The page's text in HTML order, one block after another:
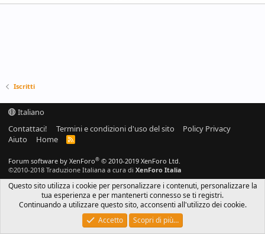
Iscritti
Italiano
Contattaci!
Termini e condizioni d'uso del sito
Policy Privacy
Aiuto
Home
R
Forum software by XenForo® © 2010-2019 XenForo Ltd.
©2010-2018 Traduzione Italiana a cura di XenForo Italia
Questo sito utilizza i cookie per personalizzare i contenuti, personalizzare la
tua esperienza e per mantenerti connesso se ti registri.
Continuando a utilizzare questo sito, acconsenti all'utilizzo dei cookie.
Accetto
Scopri di più…